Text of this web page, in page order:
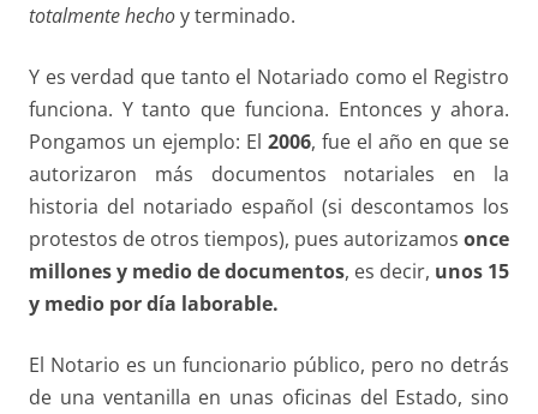
totalmente hechoy terminado.
Y es verdad que tanto el Notariado como el Registro
funciona. Y tanto que funciona. Entonces y ahora.
Pongamos un ejemplo: El 2006, fue el año en que se
autorizaron más documentos notariales en la
historia del notariado español (si descontamos los
protestos de otros tiempos), pues autorizamos once
millones y medio de documentos, es decir, unos 15
y medio por día laborable.
El Notario es un funcionario público, pero no detrás
de una ventanilla en unas oficinas del Estado, sino